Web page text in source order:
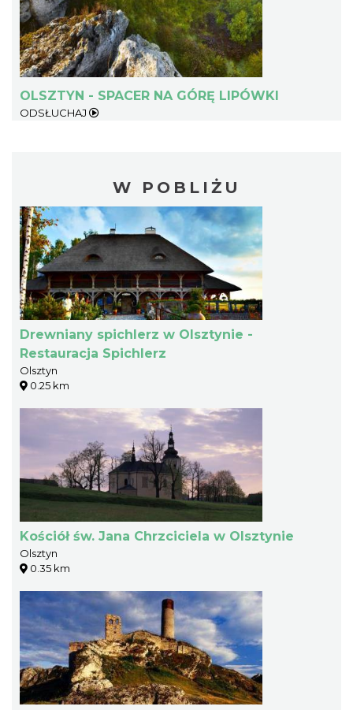
OLSZTYN - SPACER NA GÓRĘ LIPÓWKI
ODSŁUCHAJ
W POBLIŻU
Drewniany spichlerz w Olsztynie -
Restauracja Spichlerz
Olsztyn
0.25 km
Kościół św. Jana Chrzciciela w Olsztynie
Olsztyn
0.35 km